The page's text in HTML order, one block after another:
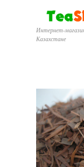
Интернет-
Казахстане